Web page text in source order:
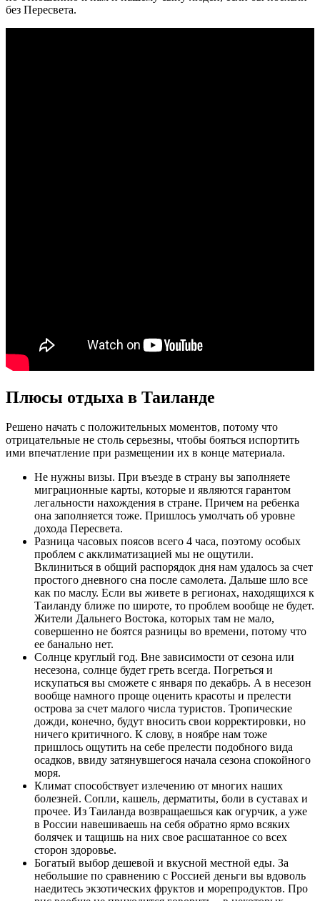
без Пересвета.
Плюсы отдыха в Таиланде
Решено начать с положительных моментов, потому что
отрицательные не столь серьезны, чтобы бояться испортить
ими впечатление при размещении их в конце материала.
Не нужны визы. При въезде в страну вы заполняете
миграционные карты, которые и являются гарантом
легальности нахождения в стране. Причем на ребенка
она заполняется тоже. Пришлось умолчать об уровне
дохода Пересвета.
Разница часовых поясов всего 4 часа, поэтому особых
проблем с акклиматизацией мы не ощутили.
Вклиниться в общий распорядок дня нам удалось за счет
простого дневного сна после самолета. Дальше шло все
как по маслу. Если вы живете в регионах, находящихся к
Таиланду ближе по широте, то проблем вообще не будет.
Жители Дальнего Востока, которых там не мало,
совершенно не боятся разницы во времени, потому что
ее банально нет.
Солнце круглый год. Вне зависимости от сезона или
несезона, солнце будет греть всегда. Погреться и
искупаться вы сможете с января по декабрь. А в несезон
вообще намного проще оценить красоты и прелести
острова за счет малого числа туристов. Тропические
дожди, конечно, будут вносить свои корректировки, но
ничего критичного. К слову, в ноябре нам тоже
пришлось ощутить на себе прелести подобного вида
осадков, ввиду затянувшегося начала сезона спокойного
моря.
Климат способствует излечению от многих наших
болезней. Сопли, кашель, дерматиты, боли в суставах и
прочее. Из Таиланда возвращаешься как огурчик, а уже
в России навешиваешь на себя обратно ярмо всяких
болячек и тащишь на них свое расшатанное со всех
сторон здоровье.
Богатый выбор дешевой и вкусной местной еды. За
небольшие по сравнению с Россией деньги вы вдоволь
наедитесь экзотических фруктов и морепродуктов. Про